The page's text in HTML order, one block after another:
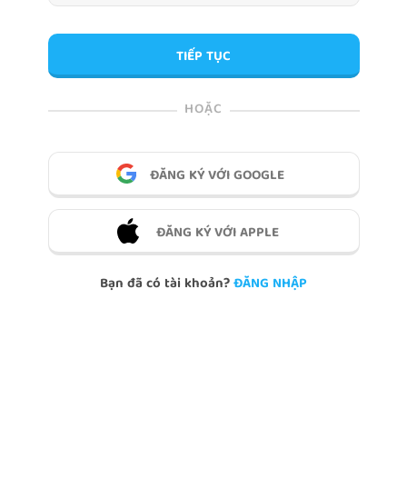
TIẾP TỤC
HOẶC
ĐĂNG KÝ VỚI GOOGLE
ĐĂNG KÝ VỚI APPLE
Bạn đã có tài khoản?ĐĂNG NHẬP